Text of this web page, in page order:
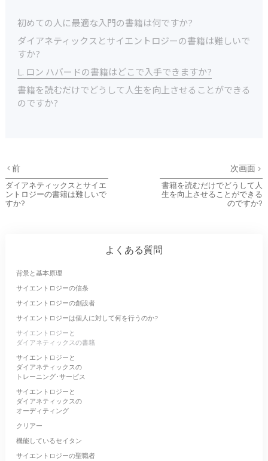
初めての人に最適な入門の書籍は何ですか?
ダイアネティックスとサイエントロジーの書籍は難しいで
すか?
L. ロン ハバードの書籍はどこで入手できますか?
書籍を読むだけでどうして人生を向上させることができる
のですか?
前
ダイアネティックスとサイエ
ントロジーの書籍は難しいで
すか?
次画面
書籍を読むだけでどうして人
生を向上させることができる
のですか?
よくある質問
背景と基本原理
サイエントロジーの信条
サイエントロジーの創設者
サイエントロジーは個人に対して何を行うのか?
サイエントロジーと
ダイアネティックスの書籍
サイエントロジーと
ダイアネティックスの
トレーニング･サービス
サイエントロジーと
ダイアネティックスの
オーディティング
クリアー
機能しているセイタン
サイエントロジーの聖職者